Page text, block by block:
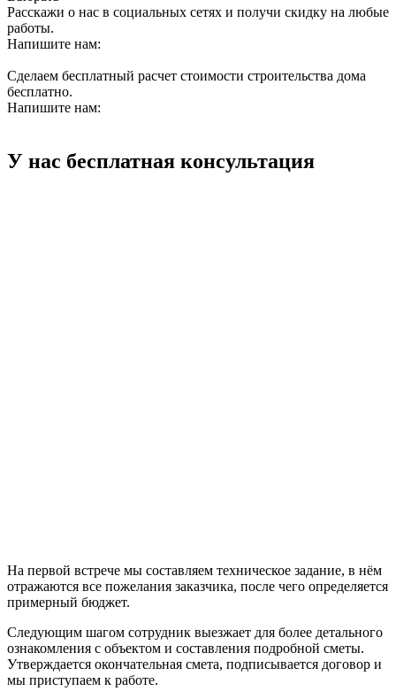
Расскажи о нас в социальных сетях и получи скидку на любые
работы.
Напишите нам:
Сделаем бесплатный расчет стоимости строительства дома
бесплатно.
Напишите нам:
У нас бесплатная консультация
На первой встрече мы составляем техническое задание, в нём
отражаются все пожелания заказчика, после чего определяется
примерный бюджет.
Следующим шагом сотрудник выезжает для более детального
ознакомления с объектом и составления подробной сметы.
Утверждается окончательная смета, подписывается договор и
мы приступаем к работе.